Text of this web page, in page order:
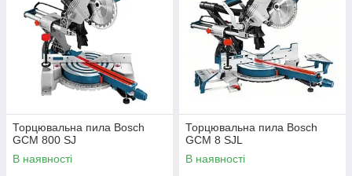
Торцювальна пила Bosch
GCM 800 SJ
В наявності
Торцювальна пила Bosch
GCM 8 SJL
В наявності